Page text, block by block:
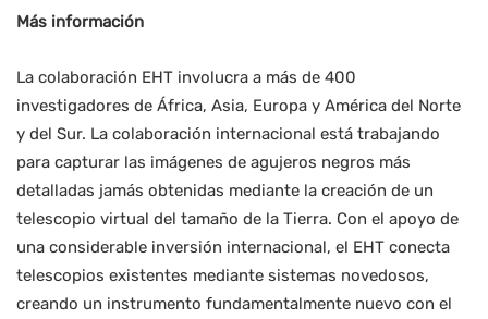
Más información
La colaboración EHT involucra a más de 400
investigadores de África, Asia, Europa y América del Norte
y del Sur. La colaboración internacional está trabajando
para capturar las imágenes de agujeros negros más
detalladas jamás obtenidas mediante la creación de un
telescopio virtual del tamaño de la Tierra. Con el apoyo de
una considerable inversión internacional, el EHT conecta
telescopios existentes mediante sistemas novedosos,
creando un instrumento fundamentalmente nuevo con el